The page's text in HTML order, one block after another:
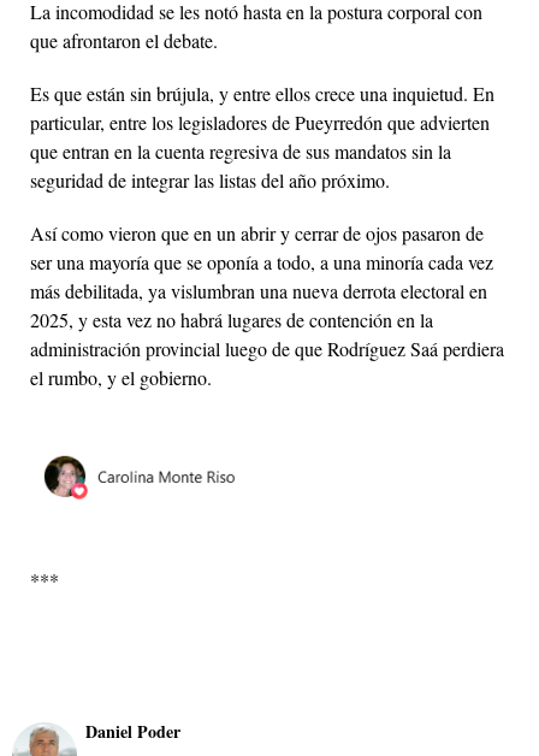
La incomodidad se les notó hasta en la postura corporal con
que afrontaron el debate.
Es que están sin brújula, y entre ellos crece una inquietud. En
particular, entre los legisladores de Pueyrredón que advierten
que entran en la cuenta regresiva de sus mandatos sin la
seguridad de integrar las listas del año próximo.
Así como vieron que en un abrir y cerrar de ojos pasaron de
ser una mayoría que se oponía a todo, a una minoría cada vez
más debilitada, ya vislumbran una nueva derrota electoral en
2025, y esta vez no habrá lugares de contención en la
administración provincial luego de que Rodríguez Saá perdiera
el rumbo, y el gobierno.
***
Daniel Poder